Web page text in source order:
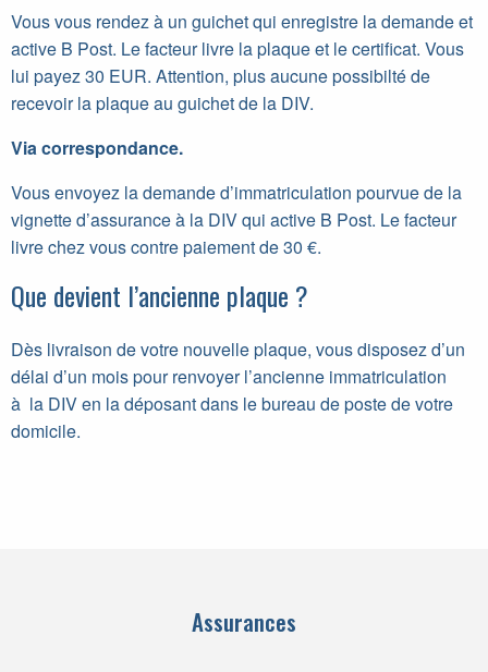
Vous vous rendez à un guichet qui enregistre la demande et
active B Post. Le facteur livre la plaque et le certificat. Vous
lui payez 30 EUR. Attention, plus aucune possibilté de
recevoir la plaque au guichet de la DIV.
Via correspondance.
Vous envoyez la demande d’immatriculation pourvue de la
vignette d’assurance à la DIV qui active B Post. Le facteur
livre chez vous contre paiement de 30 €.
Que devient l’ancienne plaque ?
Dès livraison de votre nouvelle plaque, vous disposez d’un
délai d’un mois pour renvoyer l’ancienne immatriculation
à la DIV en la déposant dans le bureau de poste de votre
domicile.
Assurances